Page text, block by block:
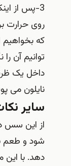
3-پس از
روی حرارت
که بخواهیم
توانیم آن
داخل یک
نایلون می
سایر
از این سس
شود و طعم
دهد. با این